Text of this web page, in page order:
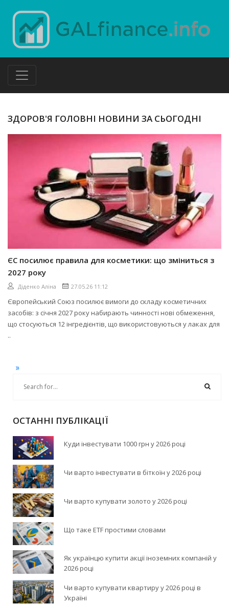
ЗДОРОВ'Я ГОЛОВНІ НОВИНИ ЗА СЬОГОДНІ
ЄС посилює правила для косметики: що зміниться з
2027 року
Діденко Аліна 27.05.26 11:12
Європейський Союз посилює вимоги до складу косметичних
засобів: з січня 2027 року набирають чинності нові обмеження,
що стосуються 12 інгредієнтів, що використовуються у лаках для
..
»
ОСТАННІ ПУБЛІКАЦІЇ
Куди інвестувати 1000 грн у 2026 році
Чи варто інвестувати в біткоїн у 2026 році
Чи варто купувати золото у 2026 році
Що таке ETF простими словами
Як українцю купити акції іноземних компаній у
2026 році
Чи варто купувати квартиру у 2026 році в
Україні